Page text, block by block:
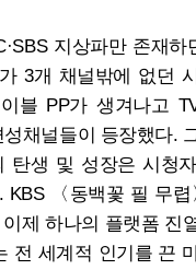
지상파만 존재하
3개 채널밖에 없던
블 PP가 생겨나고
성채널들이 등장했다.
탄생 및 성장은 시청
KBS 〈동백꽃 필 무
제 하나의 플랫폼 진
전 세계적 인기를 끈